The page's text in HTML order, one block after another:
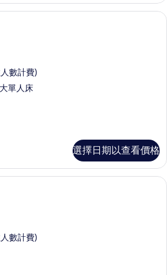
高級寢具、客房內保險箱、書桌、遮
數計費)
單人床
選擇日期以查看價格
數計費)